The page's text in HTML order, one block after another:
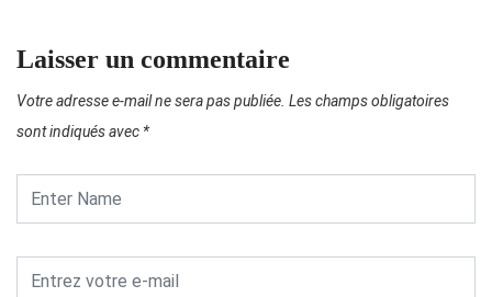
Laisser un commentaire
Votre adresse e-mail ne sera pas publiée. Les champs obligatoires
sont indiqués avec *